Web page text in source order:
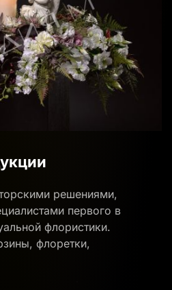
решениями,
первого в
флористики.
флоретки,